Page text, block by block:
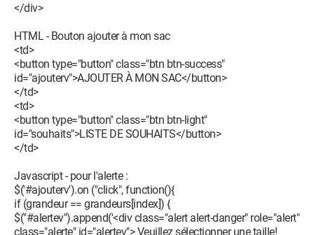
</div>
HTML - Bouton ajouter à mon sac
<td>
<button type="button" class="btn btn-success"
id="ajouterv">AJOUTER À MON SAC</button>
</td>
<td>
<button type="button" class="btn btn-light"
id="souhaits">LISTE DE SOUHAITS</button>
</td>
Javascript - pour l'alerte :
$('#ajouterv').on ("click", function(){
if (grandeur == grandeurs[index]) {
$("#alertev").append('<div class="alert alert-danger" role="alert"
class="alerte" id="alertev"> Veuillez sélectionner une taille!